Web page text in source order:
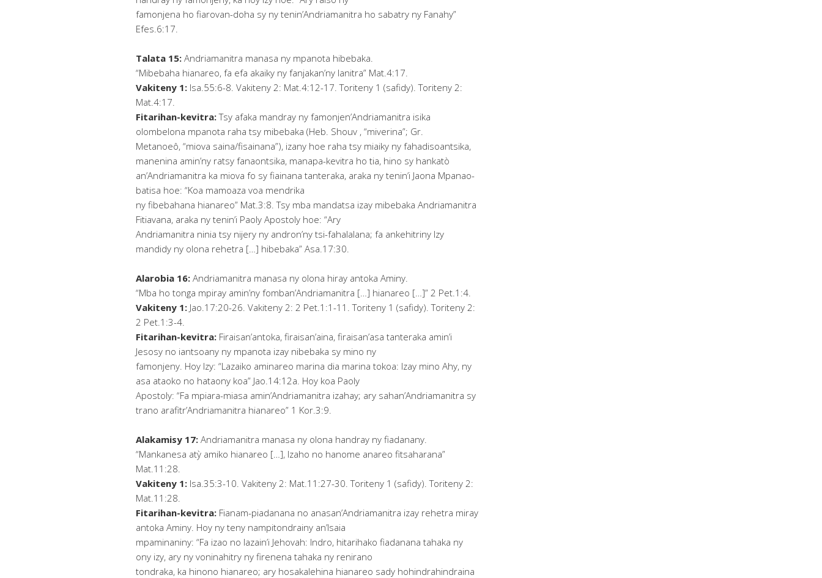
famonjena ho fiarovan-doha sy ny tenin’Andriamanitra ho sabatry ny Fanahy”
Efes.6:17.
Talata 15: Andriamanitra manasa ny mpanota hibebaka.
“Mibebaha hianareo, fa efa akaiky ny fanjakan’ny lanitra” Mat.4:17.
Vakiteny 1: Isa.55:6-8. Vakiteny 2: Mat.4:12-17. Toriteny 1 (safidy). Toriteny 2:
Mat.4:17.
Fitarihan-kevitra:Tsy afaka mandray ny famonjen’Andriamanitra isika
olombelona mpanota raha tsy mibebaka (Heb. Shouv , “miverina”; Gr.
Metanoeô, “miova saina/fisainana”), izany hoe raha tsy miaiky ny fahadisoantsika,
manenina amin’ny ratsy fanaontsika, manapa-kevitra ho tia, hino sy hankatò
an’Andriamanitra ka miova fo sy fiainana tanteraka, araka ny tenin’i Jaona Mpanao-
batisa hoe: “Koa mamoaza voa mendrika
ny fibebahana hianareo” Mat.3:8. Tsy mba mandatsa izay mibebaka Andriamanitra
Fitiavana, araka ny tenin’i Paoly Apostoly hoe: “Ary
Andriamanitra ninia tsy nijery ny andron’ny tsi-fahalalana; fa ankehitriny Izy
mandidy ny olona rehetra […] hibebaka” Asa.17:30.
Alarobia 16: Andriamanitra manasa ny olona hiray antoka Aminy.
“Mba ho tonga mpiray amin’ny fomban’Andriamanitra […] hianareo […]” 2 Pet.1:4.
Vakiteny 1: Jao.17:20-26. Vakiteny 2: 2 Pet.1:1-11. Toriteny 1 (safidy). Toriteny 2:
2 Pet.1:3-4.
Fitarihan-kevitra: Firaisan’antoka, firaisan’aina, firaisan’asa tanteraka amin’i
Jesosy no iantsoany ny mpanota izay nibebaka sy mino ny
famonjeny. Hoy Izy: “Lazaiko aminareo marina dia marina tokoa: Izay mino Ahy, ny
asa ataoko no hataony koa” Jao.14:12a. Hoy koa Paoly
Apostoly: “Fa mpiara-miasa amin’Andriamanitra izahay; ary sahan’Andriamanitra sy
trano arafitr’Andriamanitra hianareo” 1 Kor.3:9.
Alakamisy 17: Andriamanitra manasa ny olona handray ny fiadanany.
“Mankanesa atỳ amiko hianareo […], Izaho no hanome anareo fitsaharana”
Mat.11:28.
Vakiteny 1: Isa.35:3-10. Vakiteny 2: Mat.11:27-30. Toriteny 1 (safidy). Toriteny 2:
Mat.11:28.
Fitarihan-kevitra: Fianam-piadanana no anasan’Andriamanitra izay rehetra miray
antoka Aminy. Hoy ny teny nampitondrainy an’Isaia
mpaminaniny: “Fa izao no lazain’i Jehovah: Indro, hitarihako fiadanana tahaka ny
ony izy, ary ny voninahitry ny firenena tahaka ny renirano
tondraka, ka hinono hianareo; ary hosakalehina hianareo sady hohindrahindraina